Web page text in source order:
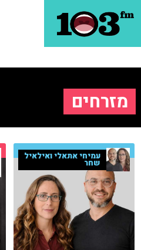
מזרחים
עמיחי אתאלי ואילאיל
שחר